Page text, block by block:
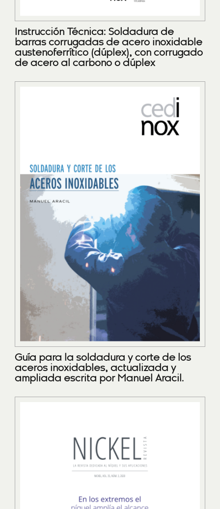
Instrucción Técnica: Soldadura de
barras corrugadas de acero inoxidable
austenoferrítico (dúplex), con corrugado
de acero al carbono o dúplex
Guía para la soldadura y corte de los
aceros inoxidables, actualizada y
ampliada escrita por Manuel Aracil.